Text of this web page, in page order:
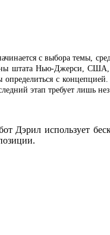
с выбора темы,
штата Нью-Джерси, США,
определиться с
этап требует лишь
Дэрил использует